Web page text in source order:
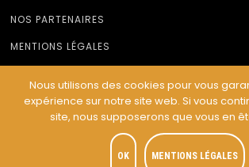
NOS PARTENAIRES
MENTIONS LÉGALES
© Le Musicodrome 2022 - Webdesign :
Nous utilisons des cookies pour vous
expérience sur notre site web. Si vous
site, nous supposerons que vous en
OK MENTIONS LÉGALES